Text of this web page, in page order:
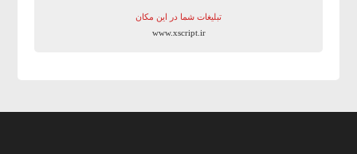
تبلیغات شما در این مکان
www.xscript.ir